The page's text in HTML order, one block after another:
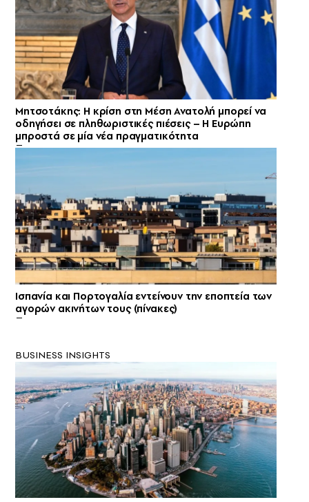
Μητσοτάκης: Η κρίση στη Μέση Ανατολή μπορεί να
οδηγήσει σε πληθωριστικές πιέσεις – Η Ευρώπη
μπροστά σε μία νέα πραγματικότητα
Ισπανία και Πορτογαλία εντείνουν την εποπτεία των
αγορών ακινήτων τους (πίνακες)
BUSINESS INSIGHTS